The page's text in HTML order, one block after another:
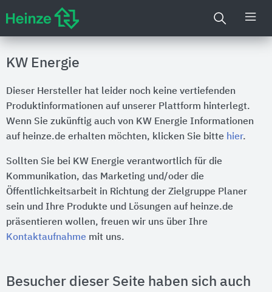
KW Energie
Dieser Hersteller hat leider noch keine vertiefenden
Produktinformationen auf unserer Plattform hinterlegt.
Wenn Sie zukünftig auch von KW Energie Informationen
auf heinze.de erhalten möchten, klicken Sie bitte hier.
Sollten Sie bei KW Energie verantwortlich für die
Kommunikation, das Marketing und/oder die
Öffentlichkeitsarbeit in Richtung der Zielgruppe Planer
sein und Ihre Produkte und Lösungen auf heinze.de
präsentieren wollen, freuen wir uns über Ihre
Kontaktaufnahme mit uns.
Besucher dieser Seite haben sich auch